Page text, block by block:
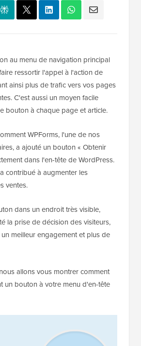
au menu de navigation principal
ressortir l'appel à l'action de
ainsi plus de trafic vers vos pages
C'est aussi un moyen facile
bouton à chaque page et article.
WPForms, l'une de nos
a ajouté un bouton « Obtenir
dans l'en-tête de WordPress.
contribué à augmenter les
ventes.
dans un endroit très visible,
la prise de décision des visiteurs,
meilleur engagement et plus de
allons vous montrer comment
un bouton à votre menu d'en-tête